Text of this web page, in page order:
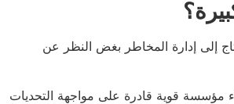
إلى إدارة المخاطر بغض النظر عن
مؤسسة قوية قادرة على مواجهة التحديات